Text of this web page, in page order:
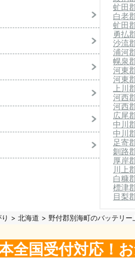
虻田
白老
虻田
勇払
沙流
浦河
幌泉
河東
河東
上川
河西
河西
広尾
中川
中川
足寄
釧路
厚岸
川上
白糠
標津
目梨
北海道 野付郡別海町のバッテリー
全国受付対応！